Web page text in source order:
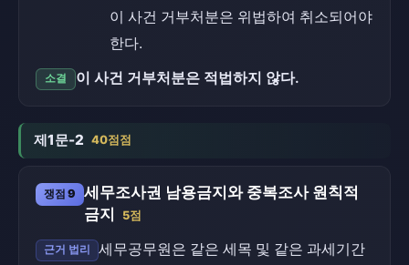
이 사건 거부처분은 위법하여 취소되어야
한다.
소결 이 사건 거부처분은 적법하지 않다.
제1문-2 40점점
쟁점 9
세무조사권 남용금지와 중복조사 원칙적
금지
5점
근거 법리
세무공무원은 같은 세목 및 같은 과세기간